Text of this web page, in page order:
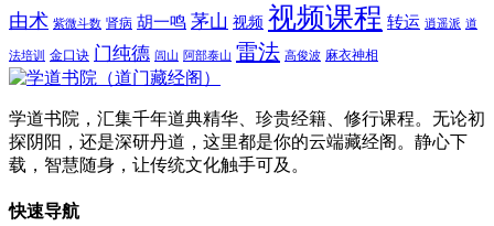
由术 紫微斗数 肾病 胡一鸣 茅山 视频 视频课程 转运 逍遥派 道
法培训 金口诀 门纯德 闾山 阿部泰山 雷法 高俊波 麻衣神相
学道书院，汇集千年道典精华、珍贵经籍、修行课程。无论初
探阴阳，还是深研丹道，这里都是你的云端藏经阁。静心下
载，智慧随身，让传统文化触手可及。
快速导航